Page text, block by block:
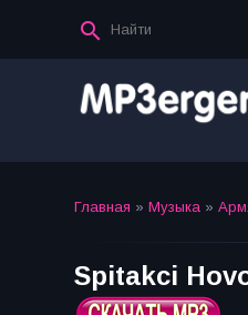
Главная » Музыка »
Spitakci